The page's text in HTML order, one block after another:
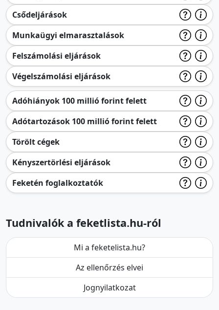
Csődeljárások
Munkaügyi elmarasztalások
Felszámolási eljárások
Végelszámolási eljárások
Adóhiányok 100 millió forint felett
Adótartozások 100 millió forint felett
Törölt cégek
Kényszertörlési eljárások
Feketén foglalkoztatók
Tudnivalók a feketlista.hu-ról
Mi a feketelista.hu?
Az ellenőrzés elvei
Jognyilatkozat